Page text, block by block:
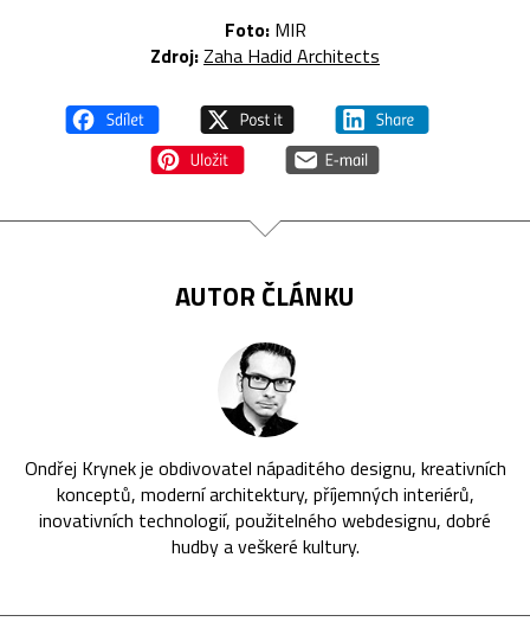
Foto:MIR
Zdroj:Zaha Hadid Architects
AUTOR ČLÁNKU
Ondřej Krynek je obdivovatel nápaditého designu, kreativních
konceptů, moderní architektury, příjemných interiérů,
inovativních technologií, použitelného webdesignu, dobré
hudby a veškeré kultury.